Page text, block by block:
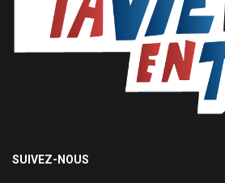
SUIVEZ-NOUS